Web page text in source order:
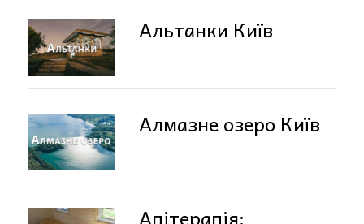
Альтанки Київ
Алмазне озеро Київ
Апітерапія: